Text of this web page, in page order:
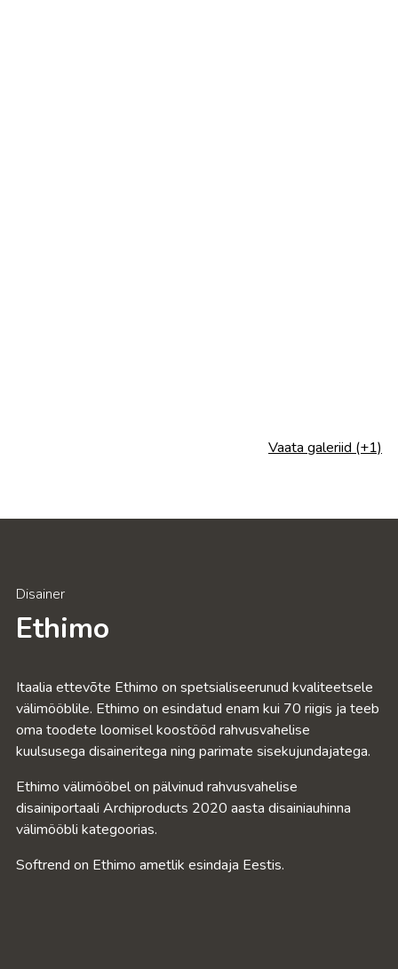
Vaata galeriid (+1)
Disainer
Ethimo
Itaalia ettevõte Ethimo on spetsialiseerunud kvaliteetsele
välimööblile. Ethimo on esindatud enam kui 70 riigis ja teeb
oma toodete loomisel koostööd rahvusvahelise
kuulsusega disaineritega ning parimate sisekujundajatega.
Ethimo välimööbel on pälvinud rahvusvahelise
disainiportaali Archiproducts 2020 aasta disainiauhinna
välimööbli kategoorias.
Softrend on Ethimo ametlik esindaja Eestis.